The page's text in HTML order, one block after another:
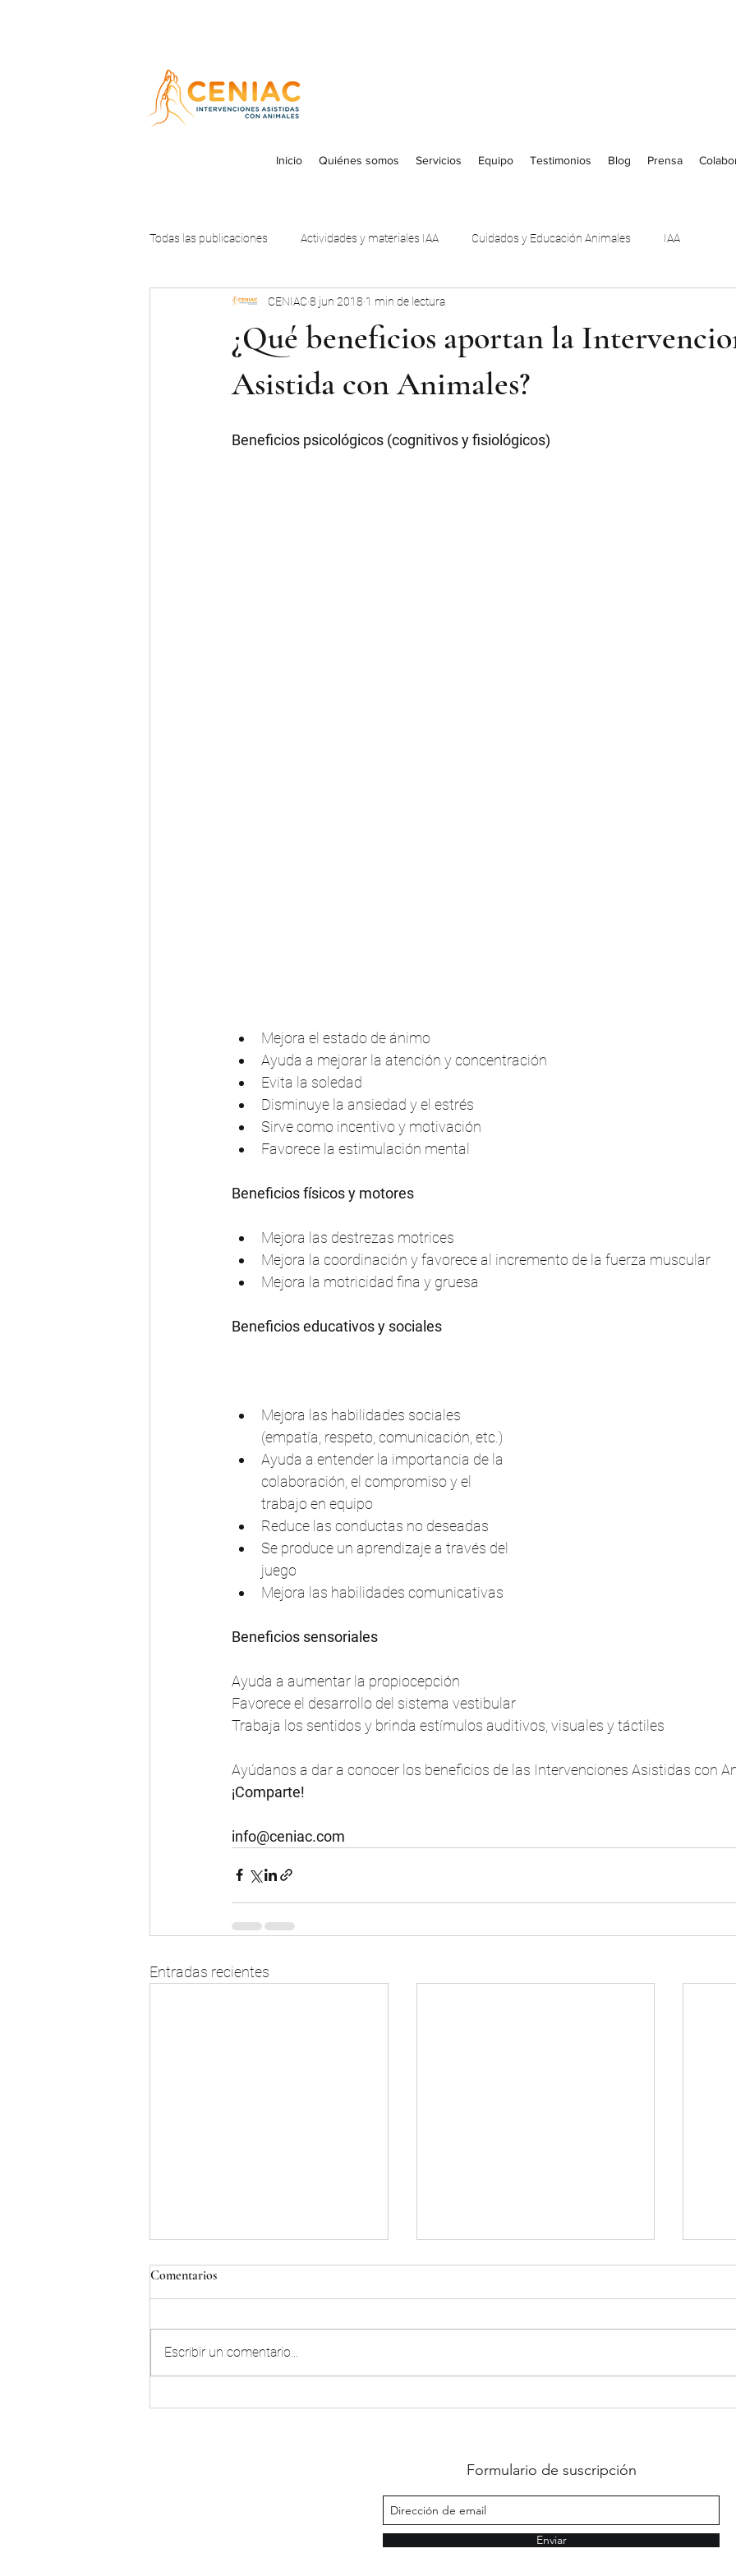
Inicio Quiénes somos Servicios Equipo Testimonios Blog Prensa
Todas las publicaciones Actividades y materiales IAA Cuidados y Educación Animales IAA
¿Qué beneficios aportan la
Asistida con Animales?
CENIAC 8 jun 2018 1 min de lectura
Beneficios psicológicos (cognitivos y fisiológicos)
Mejora el estado de ánimo
Ayuda a mejorar la atención y concentración
Evita la soledad
Disminuye la ansiedad y el estrés
Sirve como incentivo y motivación
Favorece la estimulación mental
Beneficios físicos y motores
Mejora las destrezas motrices
Mejora la coordinación y favorece al incremento de la fuerza muscular
Mejora la motricidad fina y gruesa
Beneficios educativos y sociales
Mejora las habilidades sociales
(empatía, respeto, comunicación, etc.)
Ayuda a entender la importancia de la
colaboración, el compromiso y el
trabajo en equipo
Reduce las conductas no deseadas
Se produce un aprendizaje a través del
juego
Mejora las habilidades comunicativas
Beneficios sensoriales
Ayuda a aumentar la propiocepción
Favorece el desarrollo del sistema vestibular
Trabaja los sentidos y brinda estímulos auditivos, visuales y táctiles
Ayúdanos a dar a conocer los beneficios de las Intervenciones Asistidas con
¡Comparte!
info@ceniac.com
Entradas recientes
Torsión gástrica en perros
Comentarios
Escribir un comentario...
Formulario de suscripción
Enviar